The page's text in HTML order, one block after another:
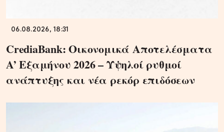
06.08.2026, 18:31
CrediaBank: Οικονομικά Αποτελέσματα
A’ Εξαμήνου 2026 – Υψηλοί ρυθμοί
ανάπτυξης και νέα ρεκόρ επιδόσεων